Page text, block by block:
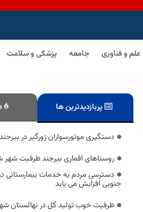
علم و فناوری جامعه پزشکی و سلامت
پربازدیدترین ها
دستگیری موتورسواران زورگیر در بیرجند
روستاهای اقماری بیرجند ظرفیت شهر
دسترسی مردم به خدمات بیمارستانی
جنوبی افزایش می یابد
ظرفیت خوب تولید گل در نهالستان